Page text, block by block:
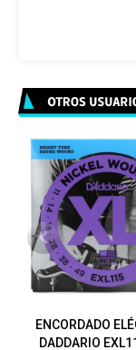
ENCORDADO
DADDARIO